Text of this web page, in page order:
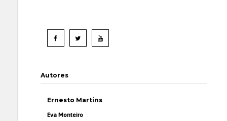
Autores
Ernesto Martins
Eva Monteiro